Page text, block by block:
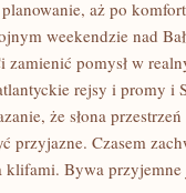
aż po
weekendzie nad
zamienić pomysł w
rejsy i promy i
że słona
przyjazne. Czasem
klifami. Bywa